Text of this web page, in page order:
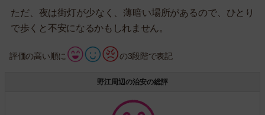
ただ、夜は街灯が少なく、薄暗い場所があるので、ひとり
で歩くと不安になるかもしれません。
評価の高い順に の3段階で表記
野江周辺の治安の総評